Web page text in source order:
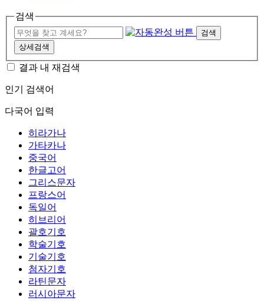
검색
검색
상세검색
결과 내 재검색
인기 검색어
다국어 입력
히라가나
가타카나
중국어
한글고어
그리스문자
프랑스어
독일어
히브리어
괄호기호
학술기호
기술기호
첨자기호
라틴문자
러시아문자